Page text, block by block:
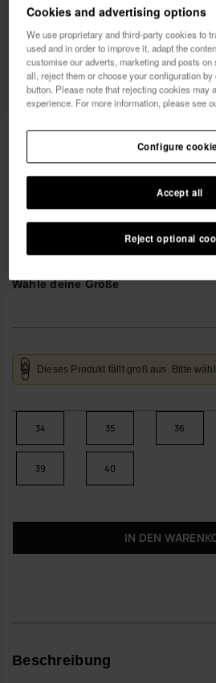
Havaianas Candy Pop
Wähle deine Größe
Dieses Produkt fällt groß aus. Bitte
34 35 36
39 40
IN DEN
Beschreibung
Ich möchte Werbemitteilungen
erhalten. Ich habe die
und akzeptiert.
Ich möchte 10%
Cookies and advertising options
We use proprietary and third-party cookies to
used and in order to improve it, adapt the
customise our adverts, marketing and posts
all, reject them or choose your configuration
button. Please note that rejecting cookies may
experience. For more information, please see
Reject optional
Accept all
Configure